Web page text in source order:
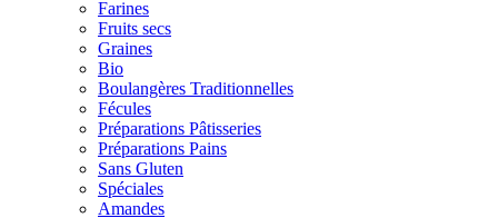
Farines
Fruits secs
Graines
Bio
Boulangères Traditionnelles
Fécules
Préparations Pâtisseries
Préparations Pains
Sans Gluten
Spéciales
Amandes